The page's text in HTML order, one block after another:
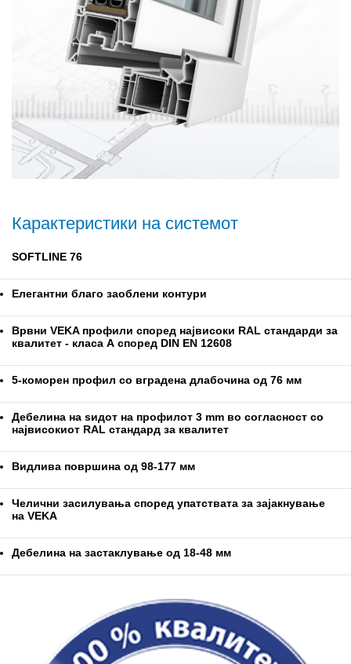
Карактеристики на системот
SOFTLINE 76
Елегантни благо заоблени контури
Врвни VEKA профили според највисоки RAL стандарди за
квалитет - класа А според DIN EN 12608
5-коморен профил со вградена длабочина од 76 мм
Дебелина на ѕидот на профилот 3 mm во согласност со
највисокиот RAL стандард за квалитет
Видлива површина од 98-177 мм
Челични засилувања според упатствата за зајакнување
на VEKA
Дебелина на застаклување од 18-48 мм
Затворете го спектарот